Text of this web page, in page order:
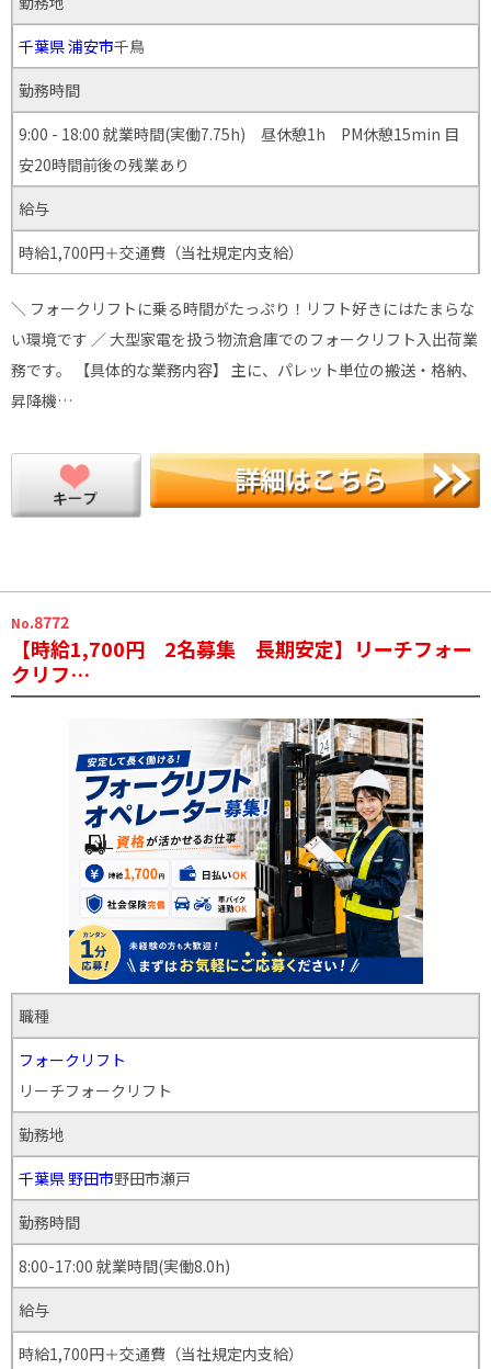
千葉県浦安市千鳥
勤務時間
9:00 - 18:00 就業時間(実働7.75h) 昼休憩1h PM休憩15min 目
安20時間前後の残業あり
給与
時給1,700円＋交通費（当社規定内支給）
＼ フォークリフトに乗る時間がたっぷり！リフト好きにはたまらな
い環境です ／ 大型家電を扱う物流倉庫でのフォークリフト入出荷業
務です。 【具体的な業務内容】 主に、パレット単位の搬送・格納、
昇降機…
No.8772
【時給1,700円 2名募集 長期安定】リーチフォー
クリフ…
職種
フォークリフト
リーチフォークリフト
勤務地
千葉県野田市野田市瀬戸
勤務時間
8:00-17:00 就業時間(実働8.0h)
給与
時給1,700円＋交通費（当社規定内支給）